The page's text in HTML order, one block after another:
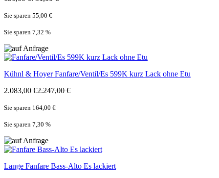
Sie sparen 55,00 €
Sie sparen 7,32 %
Kühnl & HoyerFanfare/Ventil/Es 599K kurz Lack ohne Etu
2.083,00 €2.247,00 €
Sie sparen 164,00 €
Sie sparen 7,30 %
Lange Fanfare Bass-Alto Es lackiert